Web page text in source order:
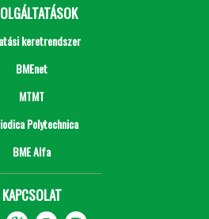
keretrendszer
BMEnet
MTMT
Polytechnica
BME Alfa
KAPCSOLAT